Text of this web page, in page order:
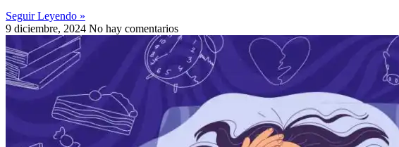
Seguir Leyendo »
9 diciembre, 2024 No hay comentarios